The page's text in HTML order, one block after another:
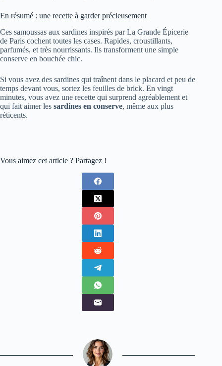
En résumé : une recette à garder précieusement
Ces samoussas aux sardines inspirés par La Grande Épicerie
de Paris cochent toutes les cases. Rapides, croustillants,
parfumés, et très nourrissants. Ils transforment une simple
conserve en bouchée chic.
Si vous avez des sardines qui traînent dans le placard et peu de
temps devant vous, sortez les feuilles de brick. En vingt
minutes, vous avez une recette qui surprend agréablement et
qui fait aimer les sardines en conserve, même aux plus
réticents.
Vous aimez cet article ? Partagez !